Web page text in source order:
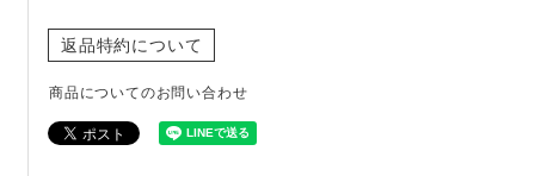
返品特約について
商品についてのお問い合わせ